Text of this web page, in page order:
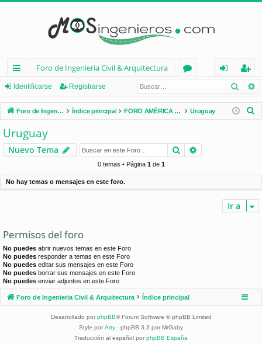
nl
ac
es
rá
pi
d
Foro de Ingenieria Civil & Arquitectura
os
nt
ifi
e
eg
ist
ra
Identificarse Registrarse
Foro de Ingenieria Civil & Arquitectura Índice principal FORO AMÉRICA LATINA Uruguay
r
Uruguay
Nuevo Tema Buscar
0 temas • Página 1de 1
No hay temas o mensajes en este foro.
Ir a
Permisos del foro
No puedes abrir nuevos temas en este Foro
No puedes responder a temas en este Foro
No puedes editar sus mensajes en este Foro
No puedes borrar sus mensajes en este Foro
No puedes enviar adjuntos en este Foro
Foro de Ingenieria Civil & Arquitectura Índice principal
Desarrollado por phpBB® Forum Software © phpBB Limited
Style por Arty - phpBB 3.3 por MrGaby
Traducción al español por phpBB España